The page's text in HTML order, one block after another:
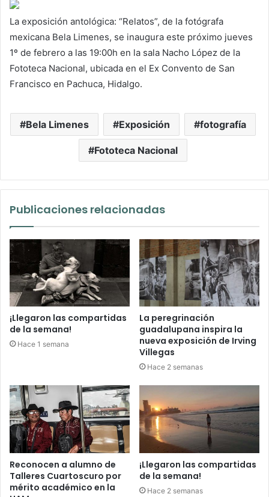
La exposición antológica: “Relatos”, de la fotógrafa
mexicana Bela Limenes, se inaugura este próximo jueves
1º de febrero a las 19:00h en la sala Nacho López de la
Fototeca Nacional, ubicada en el Ex Convento de San
Francisco en Pachuca, Hidalgo.
Bela Limenes Exposición fotografía
Fototeca Nacional
Publicaciones relacionadas
¡Llegaron las compartidas
de la semana!
Hace 1 semana
La peregrinación
guadalupana inspira la
nueva exposición de Irving
Villegas
Hace 2 semanas
Reconocen a alumno de
Talleres Cuartoscuro por
mérito académico en la
¡Llegaron las compartidas
de la semana!
Hace 2 semanas